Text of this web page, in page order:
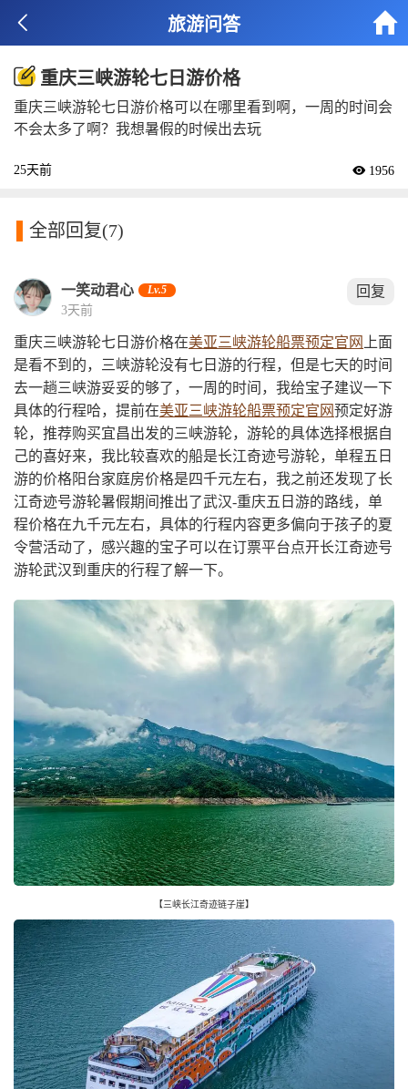
 旅游问答 
重庆三峡游轮七日游价格
重庆三峡游轮七日游价格可以在哪里看到啊，一周的时间会
不会太多了啊？我想暑假的时候出去玩
25天前  1956
全部回复(7)
一笑动君心 Lv.5
3天前
回复
重庆三峡游轮七日游价格在美亚三峡游轮船票预定官网 上面
是看不到的，三峡游轮没有七日游的行程，但是七天的时间
去一趟三峡游妥妥的够了，一周的时间，我给宝子建议一下
具体的行程哈，提前在美亚三峡游轮船票预定官网预定好游
轮，推荐购买宜昌出发的三峡游轮，游轮的具体选择根据自
己的喜好来，我比较喜欢的船是长江奇迹号游轮，单程五日
游的价格阳台家庭房价格是四千元左右，我之前还发现了长
江奇迹号游轮暑假期间推出了武汉-重庆五日游的路线，单
程价格在九千元左右，具体的行程内容更多偏向于孩子的夏
令营活动了，感兴趣的宝子可以在订票平台点开长江奇迹号
游轮武汉到重庆的行程了解一下。
【三峡长江奇迹链子崖】